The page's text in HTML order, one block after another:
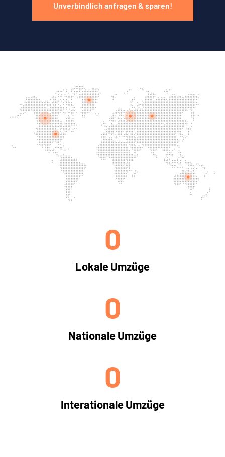
Unverbindlich anfragen & sparen!
Lokale Umzüge
0
Nationale Umzüge
0
Interationale Umzüge
0